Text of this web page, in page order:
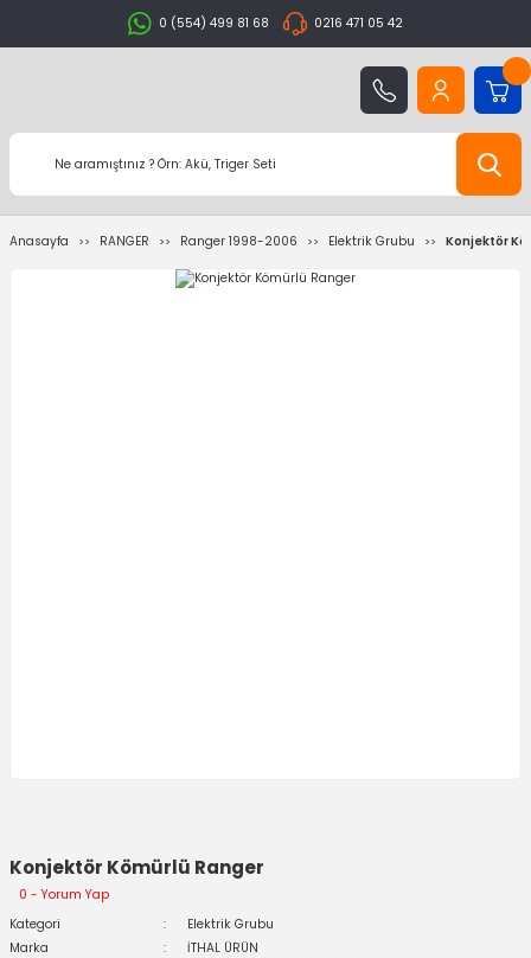
0 (554) 499 81 68 0216 471 05 42
Anasayfa RANGER Ranger 1998-2006 Elektrik Grubu Konjektör
Konjektör Kömürlü Ranger
0 - Yorum Yap
Kategori
Elektrik Grubu
Marka
İTHAL ÜRÜN